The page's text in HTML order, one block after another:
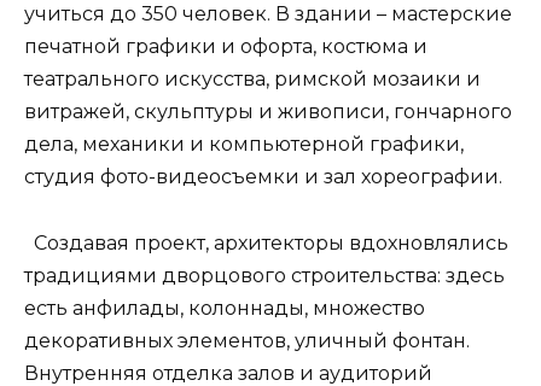
учиться до 350 человек. В здании – мастерские
печатной графики и офорта, костюма и
театрального искусства, римской мозаики и
витражей, скульптуры и живописи, гончарного
дела, механики и компьютерной графики,
студия фото-видеосъемки и зал хореографии.
Создавая проект, архитекторы вдохновлялись
традициями дворцового строительства: здесь
есть анфилады, колоннады, множество
декоративных элементов, уличный фонтан.
Внутренняя отделка залов и аудиторий